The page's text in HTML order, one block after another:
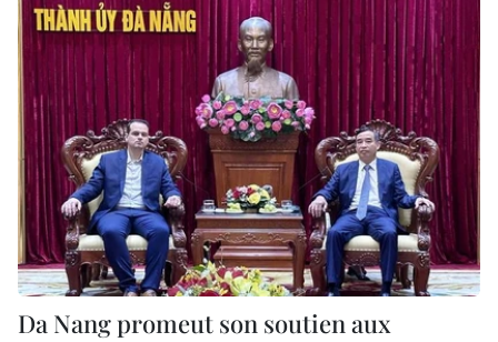
Da Nang promeut son soutien aux